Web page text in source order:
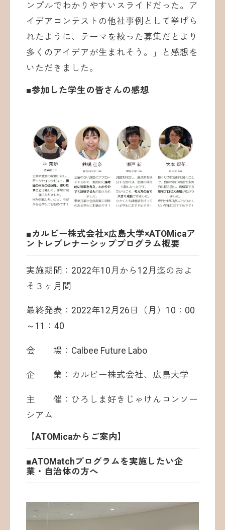
ンプルでわかりやすいスライドだった。ア
イデアコンテストの他社事例として挙げら
れたように、テーマを絞った募集だとより
多くのアイデアが生まれそう。」と感想を
いただきました。
■参加した学生の皆さんの感想
■カルビー株式会社×広島大学×ATOMicaア
ントレプレナーシッププログラム概要
実施期間：2022年10月から12月迄のおよ
そ３ヶ月間
最終発表：2022年12月26日（月）10：00
～11：40
会 場：Calbee Future Labo
企 業：カルビー株式会社、広島大学
主 催：ひろしま好きじゃけんコンソー
シアム
【ATOMicaからご案内】
■ATOMatchプログラムを実施したい企
業・自治体の方へ